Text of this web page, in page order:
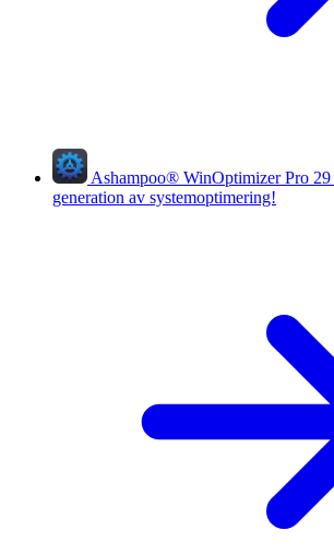
Ashampoo® WinOptimizer Pro 29
generation av systemoptimering!